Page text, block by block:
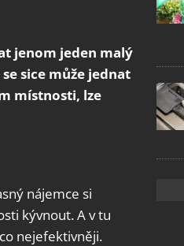
jenom jeden malý
sice může jednat
místnosti, lze
nájemce si
kývnout. A v tu
nejefektivněji.